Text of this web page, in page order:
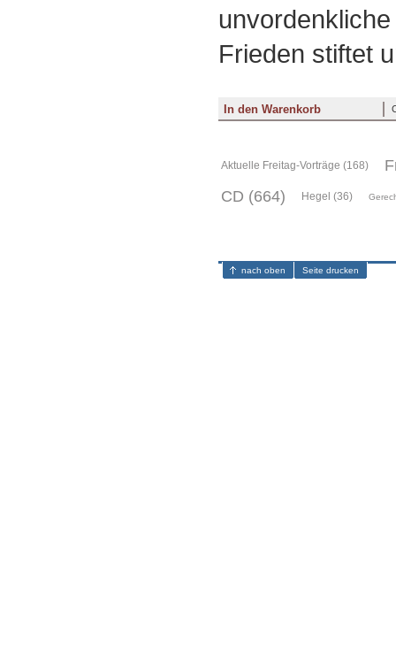
Frieden stiftet
Aktuelle Freitag-Vorträge (168)
CD (664)
Hegel (36)
nach oben Seite drucken